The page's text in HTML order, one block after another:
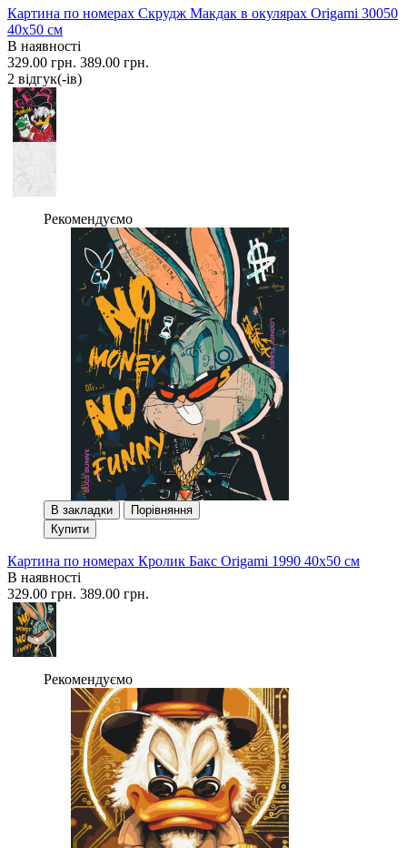
Картина по номерах Скрудж Макдак в окулярах Origami 30050
40x50 см
В наявності
329.00 грн. 389.00 грн.
2 вiдгук(-iв)
Рекомендуємо
В закладки
Порівняння
Купити
Картина по номерах Кролик Бакс Origami 1990 40x50 см
В наявності
329.00 грн. 389.00 грн.
Рекомендуємо